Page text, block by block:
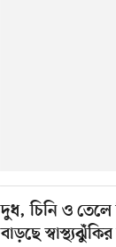
দুধ, চিনি ও তেলে
বাড়ছে স্বাস্থ্যঝুঁকির